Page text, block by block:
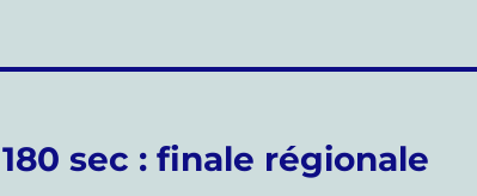
sec : finale régionale